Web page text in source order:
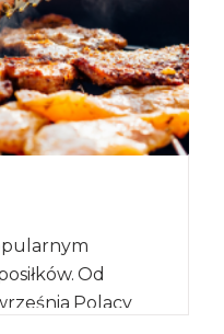
Od
Polacy